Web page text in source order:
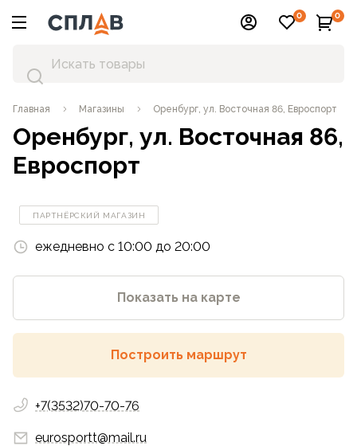
0 0
Главная Магазины Оренбург, ул. Восточная 86, Евроспорт
Оренбург, ул. Восточная 86,
Евроспорт
ПАРТНЁРСКИЙ МАГАЗИН
ежедневно с 10:00 до 20:00
Показать на карте
Построить маршрут
+7(3532)70-70-76
eurosportt@mail.ru